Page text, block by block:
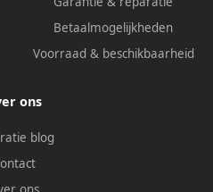
Betaalmogelijkheden
Voorraad & beschikbaarheid
ons
blog